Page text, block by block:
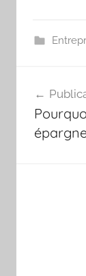
de
l’article